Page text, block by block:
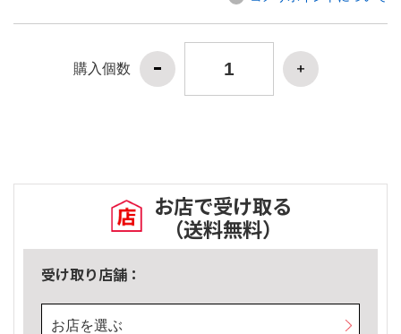
購入個数
お店で受け取る
（送料無料）
受け取り店舗：
お店を選ぶ